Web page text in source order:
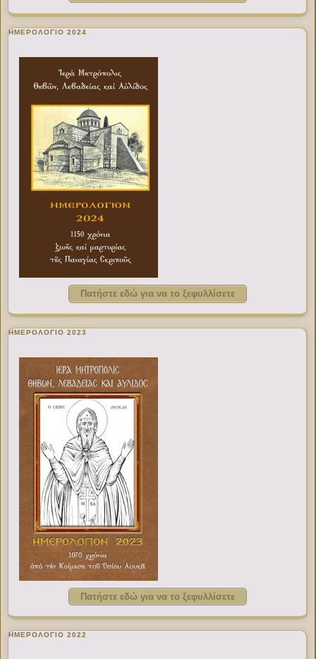
ΗΜΕΡΟΛΟΓΙΟ 2024
Πατήστε εδώ για να το ξεφυλλίσετε
ΗΜΕΡΟΛΟΓΙΟ 2023
Πατήστε εδώ για να το ξεφυλλίσετε
ΗΜΕΡΟΛΟΓΙΟ 2022